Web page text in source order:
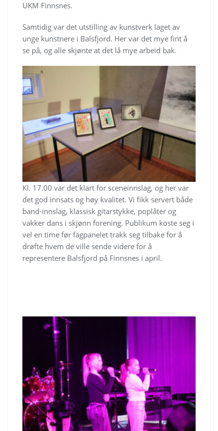
UKM Finnsnes.
Samtidig var det utstilling av kunstverk laget av
unge kunstnere i Balsfjord. Her var det mye fint å
se på, og alle skjønte at det lå mye arbeid bak.
Kl. 17.00 var det klart for sceneinnslag, og her var
det god innsats og høy kvalitet. Vi fikk servert både
band-innslag, klassisk gitarstykke, poplåter og
vakker dans i skjønn forening. Publikum koste seg i
vel en time før fagpanelet trakk seg tilbake for å
drøfte hvem de ville sende videre for å
representere Balsfjord på Finnsnes i april.